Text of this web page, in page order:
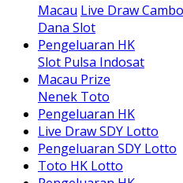
Macau Live Draw
Dana Slot
Pengeluaran HK
Slot Pulsa Indosat
Macau Prize
Nenek Toto
Pengeluaran HK
Live Draw SDY Lotto
Pengeluaran SDY Lotto
Toto HK Lotto